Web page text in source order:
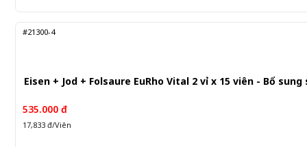
#21300-4
Eisen + Jod + Folsaure EuRho Vital 2 vỉ x 15 viên - Bổ
535.000 đ
17,833 đ/Viên